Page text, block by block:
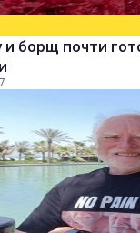
борщ почти